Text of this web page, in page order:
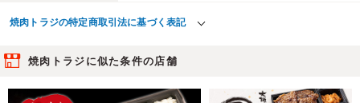
焼肉トラジの特定商取引法に基づく表記
焼肉トラジに似た条件の店舗